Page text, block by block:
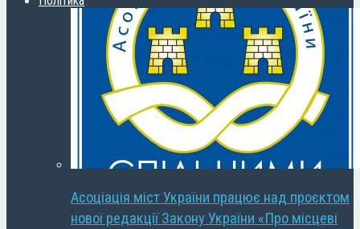
Асоціація міст України працює над проєктом
нової редакції Закону України «Про місцеві